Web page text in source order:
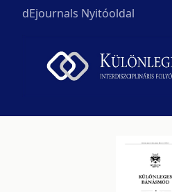
dEjournals Nyitóoldal